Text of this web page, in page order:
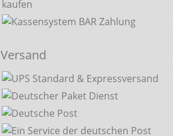
Versand